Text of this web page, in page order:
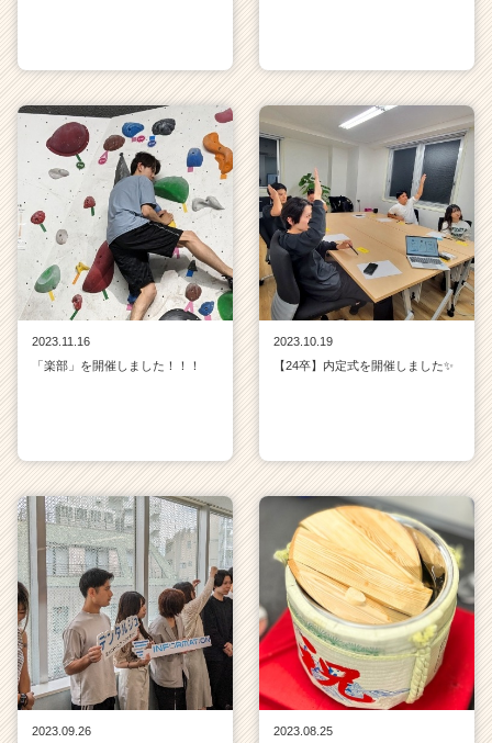
2023.11.16
「楽部」を開催しました！！！
2023.10.19
【24卒】内定式を開催しました✨
2023.09.26
2023.08.25